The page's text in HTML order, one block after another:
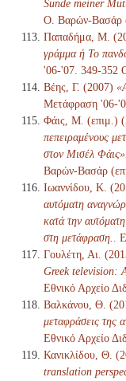
Sünde meiner
Ο. Βαρών-Βασάρ
Παπαδήμα, Μ.
γράμμα ή Το
'06-'07. 349-352
Βέης, Γ. (2007)
Μετάφραση '06-
Φάις, Μ. (επιμ.)
πεπειραμένους
στον Μισέλ Φάις».
Βαρών-Βασάρ
Ιωαννίδου, Κ.
αυτόματη
κατά την
στη μετάφραση.
.
Γουλέτη, Αι.
Greek television:
Εθνικό Αρχείο
Βαλκάνου, Θ.
μεταφράσεις της
Εθνικό Αρχείο
Κανικλίδου, Θ.
translation